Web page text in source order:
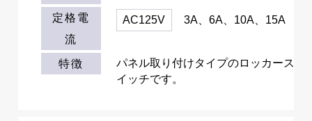
定格電
流
AC125V 3A、6A、10A、15A
特徴
パネル取り付けタイプのロッカース
イッチです。